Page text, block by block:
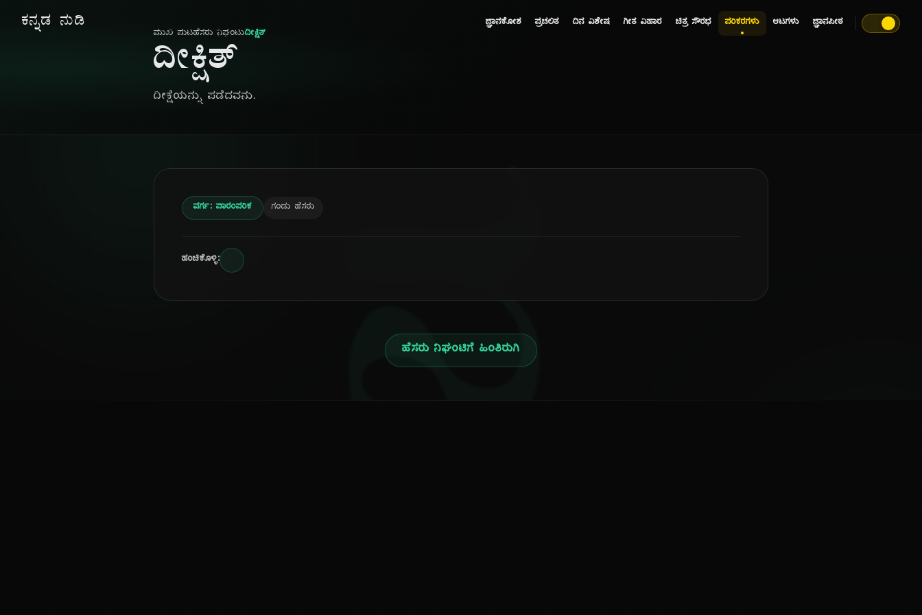
ಕನ್ನಡ ನುಡಿ ಜ್ಞಾನಕೋಶ ಪ್ರಚಲಿತ ದಿನ ವಿಶೇಷ ಗೀತ ವಿಹಾರ ಚಿತ್ರ ಸೌರಭ ಪರಿಕರಗಳು ಆಟಗಳು ಜ್ಞಾನಪೀಠ
ನ
ಮುಖ ಪುಟಹೆಸರು ನಿಘಂಟುದೀಕ್ಷಿತ್
ದೀಕ್ಷಿತ್
ದೀಕ್ಷೆಯನ್ನು ಪಡೆದವನು.
ವರ್ಗ: ಪಾರಂಪರಿಕ ಗಂಡು ಹೆಸರು
ಹಂಚಿಕೊಳ್ಳಿ:
ಹೆಸರು ನಿಘಂಟಿಗೆ ಹಿಂತಿರುಗಿ